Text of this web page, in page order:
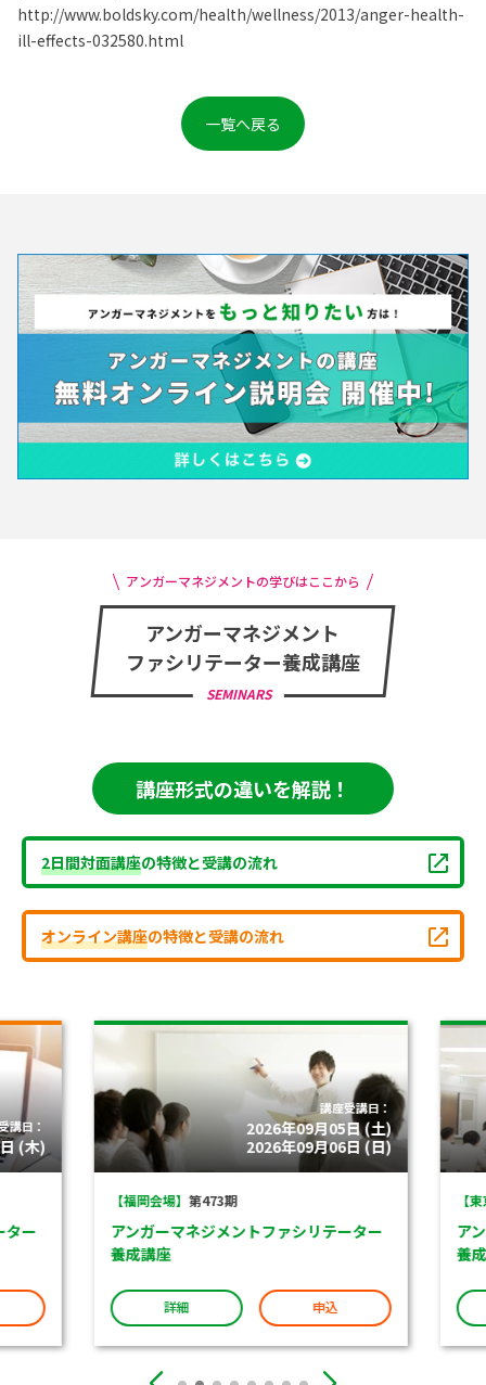
http://www.boldsky.com/health/wellness/2013/anger-health-
ill-effects-032580.html
一覧へ戻る
アンガーマネジメントの学びはここから
アンガーマネジメント
ファシリテーター養成講座
SEMINARS
講座形式の違いを解説！
2日間対面講座の特徴と受講の流れ
オンライン講座の特徴と受講の流れ
日：
(木)
ー
講座受講日：
2026年09月05日 (土)
2026年09月06日 (日)
【福岡会場】 第473期
アンガーマネジメントファシリテーター
養成講座
詳細 申込
【東
ア
養